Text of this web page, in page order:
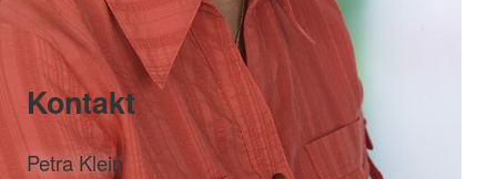
Kontakt
Petra Klein